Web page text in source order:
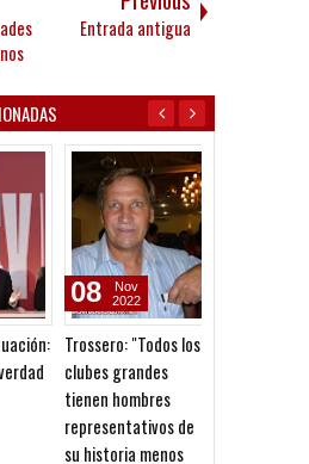
Entrada antigua
Trossero: "Todos los
clubes grandes
tienen hombres
representativos de
su historia menos
08
Nov
2022